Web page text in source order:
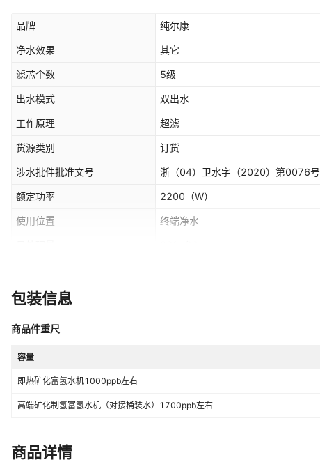
品牌 纯尔康
净水效果 其它
滤芯个数 5级
出水模式 双出水
工作原理 超滤
货源类别 订货
涉水批件批准文号 浙（04）卫水字（2020）第0076号
额定功率 2200 （W）
使用位置 终端净水
配件种类
包装清单
是否专利货源
包装信息
商品件重尺
容量
即热矿化富氢水机1000ppb左右
高端矿化制氢富氢水机（对接桶装水）1700ppb左右
商品详情